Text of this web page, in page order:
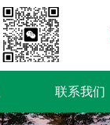
联系我们